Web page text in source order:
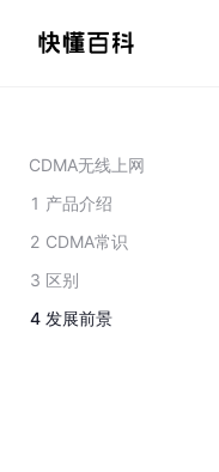
CDMA无线上网
1 产品介绍
2 CDMA常识
3 区别
4 发展前景